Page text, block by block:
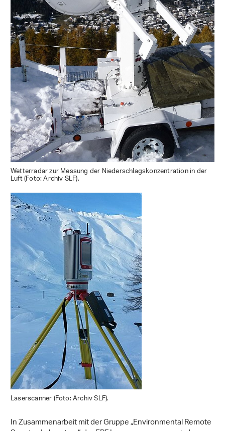
Wetterradar zur Messung der Niederschlagskonzentration in der
Luft (Foto: Archiv SLF).
Laserscanner (Foto: Archiv SLF).
In Zusammenarbeit mit der Gruppe „Environmental Remote